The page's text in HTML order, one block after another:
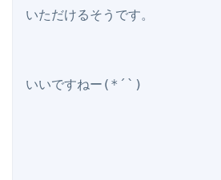
いただけるそうです。
いいですねー(*´`)